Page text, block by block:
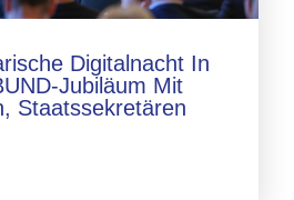
Digitalnacht In
Jubiläum Mit
Staatssekretären